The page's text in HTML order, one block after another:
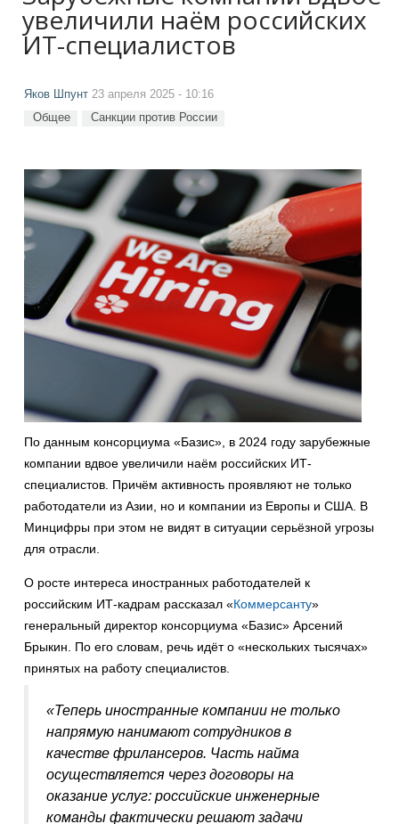
увеличили наём российских
ИТ-специалистов
Яков Шпунт 23 апреля 2025 - 10:16
Общее Санкции против России
По данным консорциума «Базис», в 2024 году зарубежные
компании вдвое увеличили наём российских ИТ-
специалистов. Причём активность проявляют не только
работодатели из Азии, но и компании из Европы и США. В
Минцифры при этом не видят в ситуации серьёзной угрозы
для отрасли.
О росте интереса иностранных работодателей к
российским ИТ-кадрам рассказал «Коммерсанту»
генеральный директор консорциума «Базис» Арсений
Брыкин. По его словам, речь идёт о «нескольких тысячах»
принятых на работу специалистов.
«Теперь иностранные компании не только
напрямую нанимают сотрудников в
качестве фрилансеров. Часть найма
осуществляется через договоры на
оказание услуг: российские инженерные
команды фактически решают задачи